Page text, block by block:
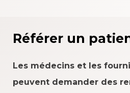
Référer un
Les médecins et les
peuvent demander des